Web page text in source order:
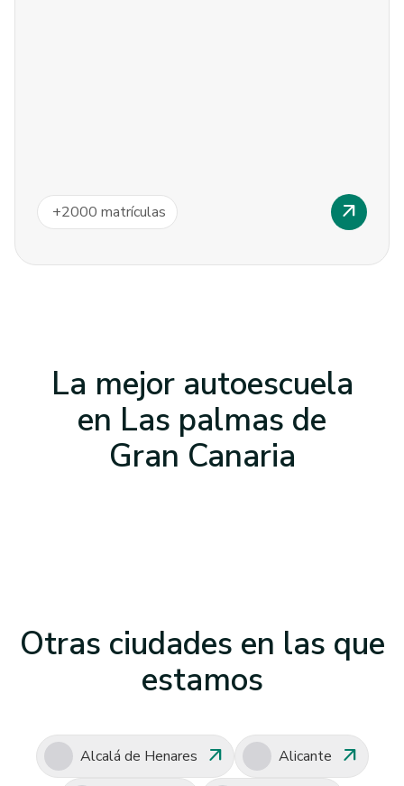
+2000 matrículas arrow_outward
La mejor autoescuela
en Las palmas de
Gran Canaria
Otras ciudades en las que
estamos
Alcalá de Henares arrow_outward Alicante arrow_outward